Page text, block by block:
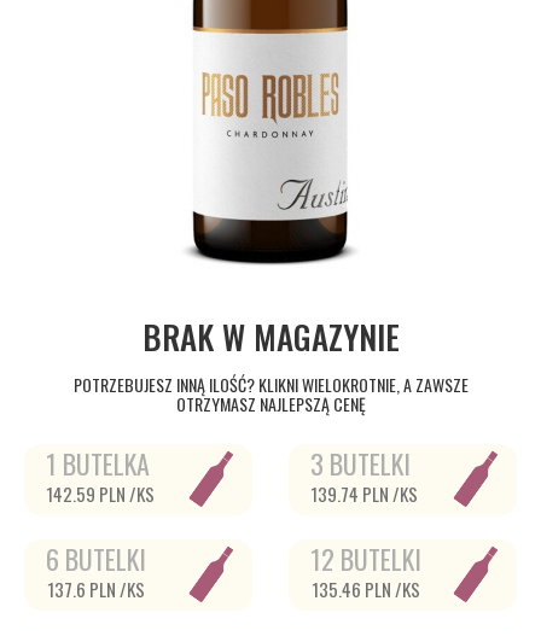
BRAK W MAGAZYNIE
POTRZEBUJESZ INNĄ ILOŚĆ? KLIKNI WIELOKROTNIE, A ZAWSZE
OTRZYMASZ NAJLEPSZĄ CENĘ
1 BUTELKA
142.59 PLN /KS
3 BUTELKI
139.74 PLN /KS
6 BUTELKI
137.6 PLN /KS
12 BUTELKI
135.46 PLN /KS